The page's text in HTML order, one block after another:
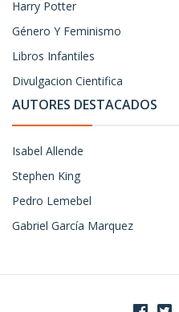
Harry Potter
Género Y Feminismo
Libros Infantiles
Divulgacion Cientifica
AUTORES DESTACADOS
Isabel Allende
Stephen King
Pedro Lemebel
Gabriel García Marquez